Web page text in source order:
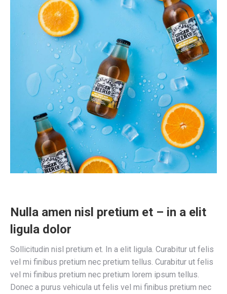
Nulla amen nisl pretium et – in a elit
ligula dolor
Sollicitudin nisl pretium et. In a elit ligula. Curabitur ut felis
vel mi finibus pretium nec pretium tellus. Curabitur ut felis
vel mi finibus pretium nec pretium lorem ipsum tellus.
Donec a purus vehicula ut felis vel mi finibus pretium nec